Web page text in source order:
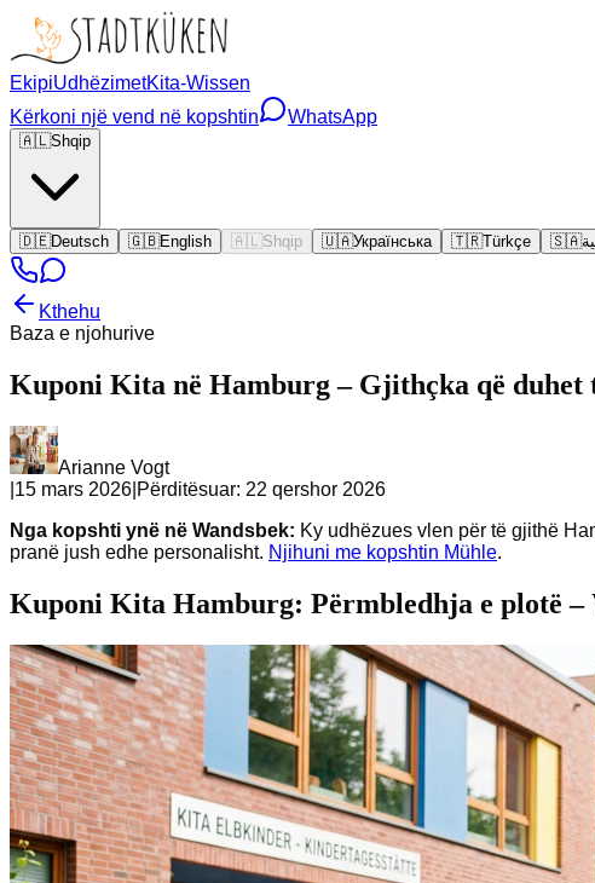
EkipiUdhëzimetKita-Wissen
Kërkoni një vend në kopshtin
WhatsApp
🇦🇱Shqip
🇩🇪Deutsch 🇬🇧English 🇦🇱 Shqip 🇺🇦Українська 🇹🇷Türkçe 🇸🇦
Kthehu
Baza e njohurive
Kuponi Kita në Hamburg – Gjithçka që duhet
Arianne Vogt
15 mars 2026 Përditësuar: 22 qershor 2026
Nga kopshti ynë në Wandsbek: Ky udhëzues vlen për të gjithë
pranë jush edhe personalisht. Njihuni me kopshtin Mühle.
Kuponi Kita Hamburg: Përmbledhja e plotë –